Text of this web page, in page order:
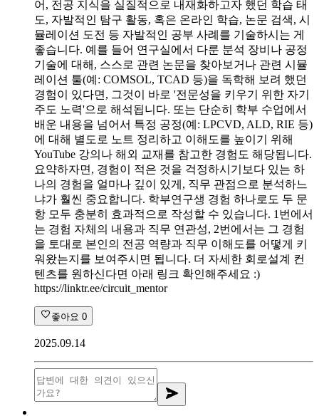
어, 전공 지식을 실질적으로 내재화하고자 했던 학습 태
도, 자발적인 탐구 활동, 혹은 온라인 학습, 논문 검색, 시
뮬레이션 도전 등 자발적인 공부 사례를 기술하시는 게
좋습니다. 예를 들어 연구실에서 다룬 분석 장비나 공정
기술에 대해, 스스로 관련 논문을 찾아보거나 관련 시뮬
레이션 툴(예: COMSOL, TCAD 등)을 독학해 보려 했던
경험이 있다면, 그것이 바로 '전문성을 키우기 위한 자기
주도 노력'으로 해석됩니다. 또는 단순히 학부 수업에서
배운 내용을 넘어서 특정 공정(예: LPCVD, ALD, RIE 등)
에 대해 별도로 노트 정리하고 이해도를 높이기 위해
YouTube 강의나 해외 교재를 참고한 경험도 해당됩니다.
요약하자면, 경험이 적은 것을 걱정하시기보다 있는 하
나의 경험을 얼마나 깊이 있게, 직무 관점으로 분석하느
냐가 훨씬 중요합니다. 학부연구생 경험 하나로도 두 문
항 모두 충분히 효과적으로 작성할 수 있습니다. 1번에서
는 경험 자체의 내용과 직무 연관성, 2번에서는 그 경험
을 토대로 본인의 전공 역량과 직무 이해도를 어떻게 키
워왔는지를 보여주시면 됩니다. 더 자세한 회로설계 컨
텐츠를 원하신다면 아래 링크 확인해주세요 :)
https://linktr.ee/circuit_mentor
좋아요 0
2025.09.14